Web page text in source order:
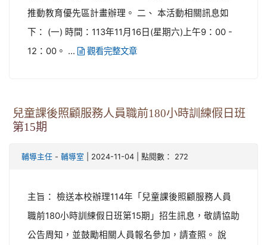
推動教育優先區計畫辦理。 二、 本活動相關訊息如
下： (一) 時間：113年11月16日(星期六)上午9：00 -
12：00。 ...
觀看完整文章
兒童課後照顧服務人員職前180小時訓練假日班
第15期
輔導主任 - 輔導室 | 2024-11-04 | 點閱數： 272
主旨： 檢送本校辦理114年「兒童課後照顧服務人員
職前180小時訓練假日班第15期」招生訊息，敬請協助
公告周知，並鼓勵相關人員報名參加，請查照。 說